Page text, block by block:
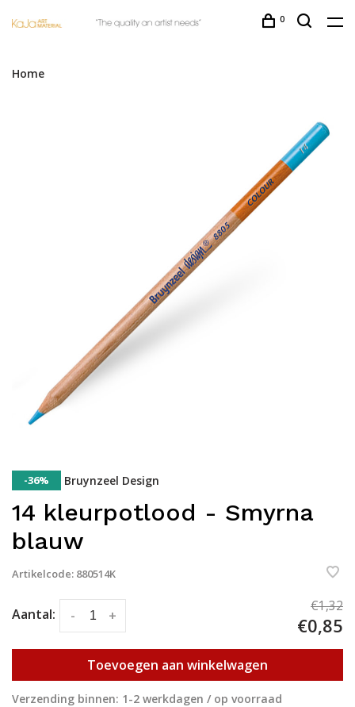
0
Home
-36% Bruynzeel Design
14 kleurpotlood - Smyrna
blauw
Artikelcode: 880514K
Aantal: +
-
€1,32
€0,85
Toevoegen aan winkelwagen
Verzending binnen: 1-2 werkdagen / op voorraad